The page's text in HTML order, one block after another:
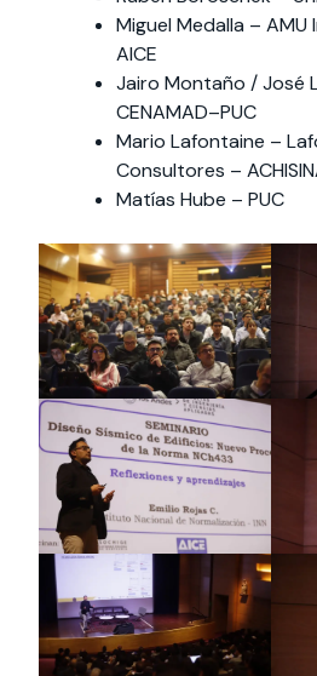
Miguel Medalla – AMU
AICE
Jairo Montaño / José
CENAMAD–PUC
Mario Lafontaine –
Consultores –
Matías Hube – PUC